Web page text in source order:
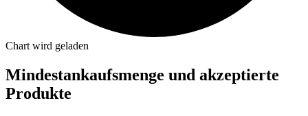
Chart wird geladen
Mindestankaufsmenge und akzeptierte
Produkte